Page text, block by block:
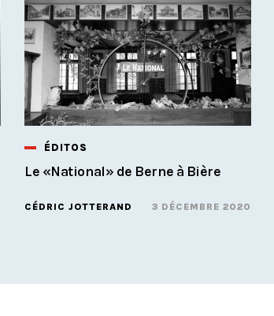
ÉDITOS
Le «National» de Berne à Bière
CÉDRIC JOTTERAND 3 DÉCEMBRE 2020